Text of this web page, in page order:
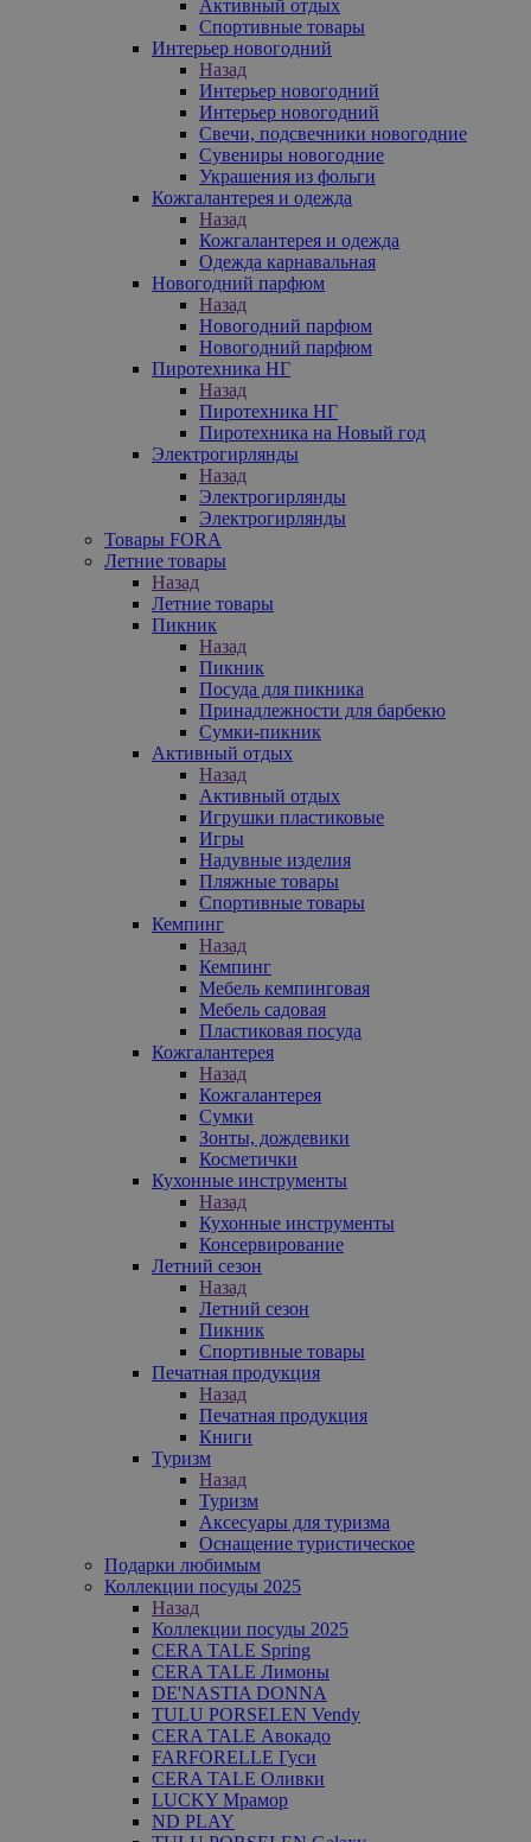
Активный отдых
Спортивные товары
Интерьер новогодний
Назад
Интерьер новогодний
Интерьер новогодний
Свечи, подсвечники новогодние
Сувениры новогодние
Украшения из фольги
Кожгалантерея и одежда
Назад
Кожгалантерея и одежда
Одежда карнавальная
Новогодний парфюм
Назад
Новогодний парфюм
Новогодний парфюм
Пиротехника НГ
Назад
Пиротехника НГ
Пиротехника на Новый год
Электрогирлянды
Назад
Электрогирлянды
Электрогирлянды
Товары FORA
Летние товары
Назад
Летние товары
Пикник
Назад
Пикник
Посуда для пикника
Принадлежности для барбекю
Сумки-пикник
Активный отдых
Назад
Активный отдых
Игрушки пластиковые
Игры
Надувные изделия
Пляжные товары
Спортивные товары
Кемпинг
Назад
Кемпинг
Мебель кемпинговая
Мебель садовая
Пластиковая посуда
Кожгалантерея
Назад
Кожгалантерея
Сумки
Зонты, дождевики
Косметички
Кухонные инструменты
Назад
Кухонные инструменты
Консервирование
Летний сезон
Назад
Летний сезон
Пикник
Спортивные товары
Печатная продукция
Назад
Печатная продукция
Книги
Туризм
Назад
Туризм
Аксесуары для туризма
Оснащение туристическое
Подарки любимым
Коллекции посуды 2025
Назад
Коллекции посуды 2025
CERA TALE Spring
CERA TALE Лимоны
DE'NASTIA DONNA
TULU PORSELEN Vendy
CERA TALE Авокадо
FARFORELLE Гуси
CERA TALE Оливки
LUCKY Мрамор
ND PLAY